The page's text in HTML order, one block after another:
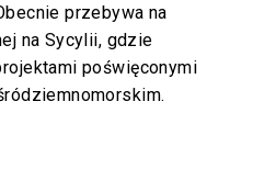
przebywa na
na Sycylii, gdzie
poświęconymi